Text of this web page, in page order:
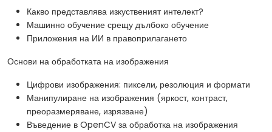
Какво представлява изкуственият интелект?
Машинно обучение срещу дълбоко обучение
Приложения на ИИ в правоприлагането
Основи на обработката на изображения
Цифрови изображения: пиксели, резолюция и формати
Манипулиране на изображения (яркост, контраст,
преоразмеряване, изрязване)
Въведение в OpenCV за обработка на изображения